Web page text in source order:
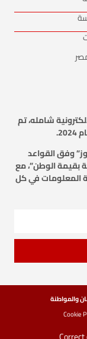
شامله، تم
وفق القواعد
بقيمة الوطن”، مع
المعلومات في كل
والمواطنة
Cookie